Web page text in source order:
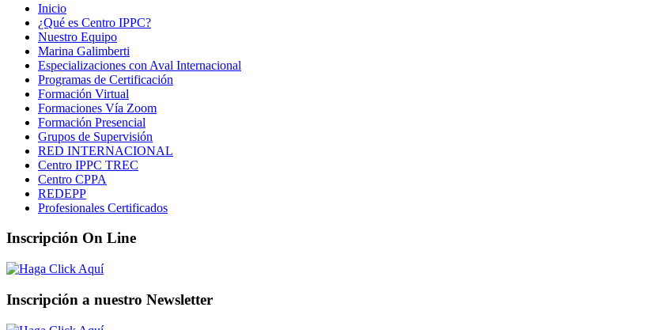
Inicio
¿Qué es Centro IPPC?
Nuestro Equipo
Marina Galimberti
Especializaciones con Aval Internacional
Programas de Certificación
Formación Virtual
Formaciones Vía Zoom
Formación Presencial
Grupos de Supervisión
RED INTERNACIONAL
Centro IPPC TREC
Centro CPPA
REDEPP
Profesionales Certificados
Inscripción On Line
Inscripción a nuestro Newsletter